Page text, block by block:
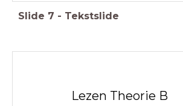
Slide 7 - Tekstslide
Lezen Theorie B